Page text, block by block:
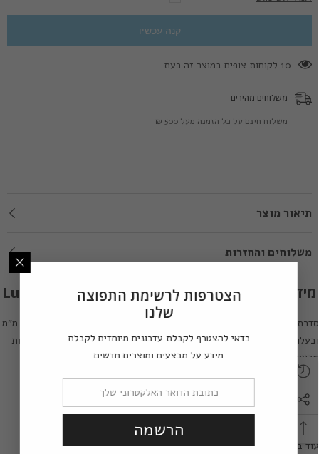
קנה עכשיו
11 לקוחות צופים במוצר זה כעת
משלוחים מהירים
משלוח חינם על כל הזמנה מעל 500 ₪
תיאור מוצר
משלוחים והחזרות
מידע נוסף על סדרת עדשות צבע Lumos Heaven
עדשות מגע הצבעוניות
אלו עדשות מגע בקוטר 14.0 מ"מ
פיגמנט באטימות גבוהה, כל עדשות המגע הצבעוניות בסדרה זו מכילות
תוחמת (פס תוחם) ליצירת מראה טבעי במיוחד.
עדשות מגע
המכיל מעל 40 דגמי עדשות מגע צבעוניות עם עיצוב צעיר
בין סדרות עדשות המגע של מותגLumos ניתן למצוא סדרות נוספות של
הצטרפות לרשימת התפוצה
שלנו
כדאי להצטרף לקבלת עדכונים מיוחדים לקבלת
מידע על מבצעים ומוצרים חדשים
הרשמה